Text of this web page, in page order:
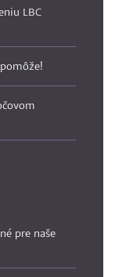
LBC
pre naše